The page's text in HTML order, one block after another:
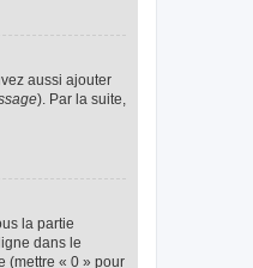
aussi ajouter
). Par la suite,
la partie
dans le
(mettre « 0 » pour